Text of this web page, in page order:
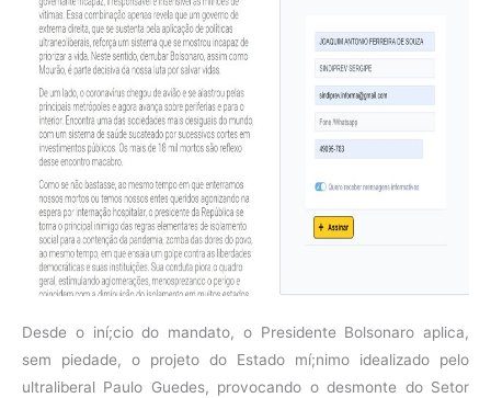
Desde o iní;cio do mandato, o Presidente Bolsonaro aplica,
sem piedade, o projeto do Estado mí;nimo idealizado pelo
ultraliberal Paulo Guedes, provocando o desmonte do Setor